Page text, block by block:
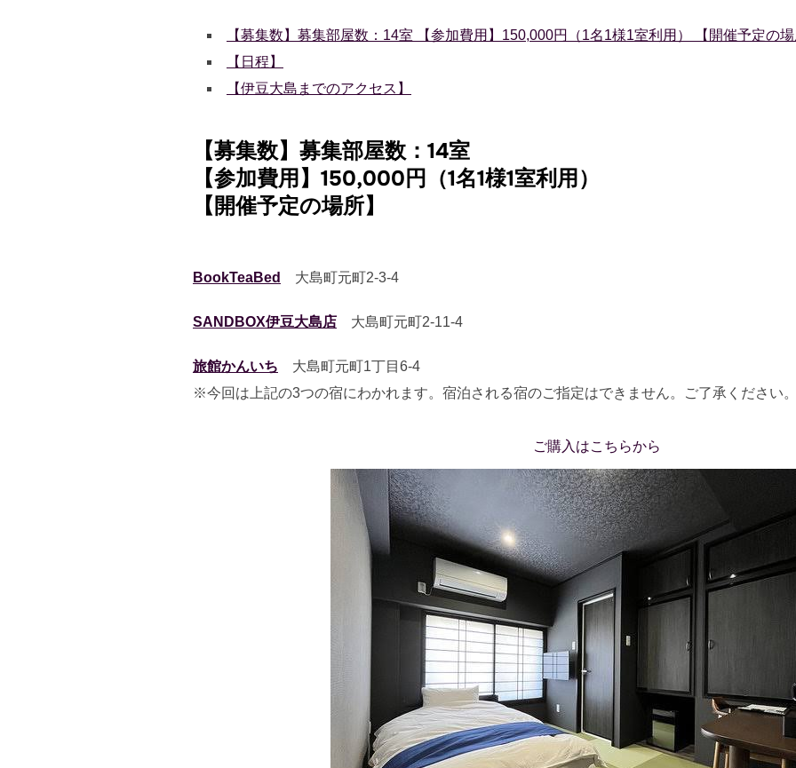
【募集数】募集部屋数：14室 【参加費用】150,000円（1名1様1室利用） 【開催予定の場
【日程】
【伊豆大島までのアクセス】
【募集数】募集部屋数：14室
【参加費用】150,000円（1名1様1室利用）
【開催予定の場所】
BookTeaBed 大島町元町2-3-4
SANDBOX伊豆大島店 大島町元町2-11-4
旅館かんいち 大島町元町1丁目6-4
※今回は上記の3つの宿にわかれます。宿泊される宿のご指定はできません。ご了承ください。
ご購入はこちらから